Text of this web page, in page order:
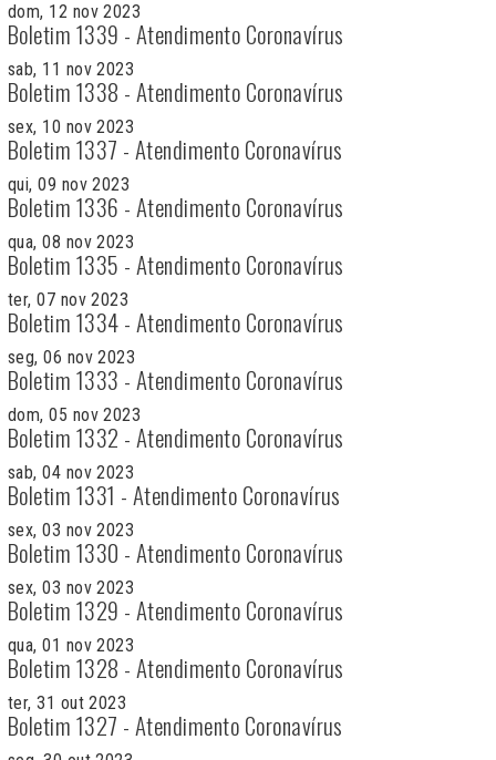
dom, 12 nov 2023
Boletim 1339 - Atendimento Coronavírus
sab, 11 nov 2023
Boletim 1338 - Atendimento Coronavírus
sex, 10 nov 2023
Boletim 1337 - Atendimento Coronavírus
qui, 09 nov 2023
Boletim 1336 - Atendimento Coronavírus
qua, 08 nov 2023
Boletim 1335 - Atendimento Coronavírus
ter, 07 nov 2023
Boletim 1334 - Atendimento Coronavírus
seg, 06 nov 2023
Boletim 1333 - Atendimento Coronavírus
dom, 05 nov 2023
Boletim 1332 - Atendimento Coronavírus
sab, 04 nov 2023
Boletim 1331 - Atendimento Coronavírus
sex, 03 nov 2023
Boletim 1330 - Atendimento Coronavírus
sex, 03 nov 2023
Boletim 1329 - Atendimento Coronavírus
qua, 01 nov 2023
Boletim 1328 - Atendimento Coronavírus
ter, 31 out 2023
Boletim 1327 - Atendimento Coronavírus